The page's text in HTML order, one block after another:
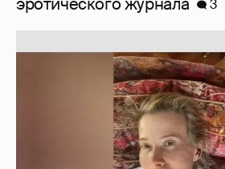
Юлия Высоцкая выложила